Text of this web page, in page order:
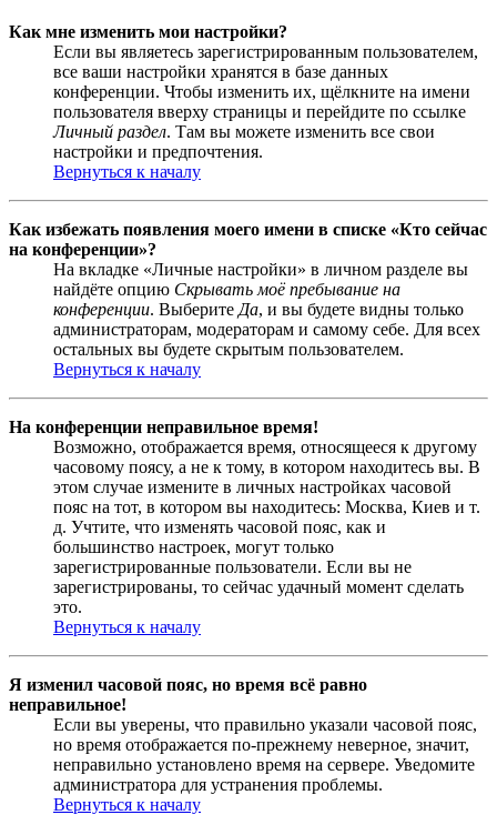
Как мне изменить мои настройки?
Если вы являетесь зарегистрированным пользователем,
все ваши настройки хранятся в базе данных
конференции. Чтобы изменить их, щёлкните на имени
пользователя вверху страницы и перейдите по ссылке
Личный раздел. Там вы можете изменить все свои
настройки и предпочтения.
Вернуться к началу
Как избежать появления моего имени в списке «Кто сейчас
на конференции»?
На вкладке «Личные настройки» в личном разделе вы
найдёте опцию Скрывать моё пребывание на
конференции. Выберите Да, и вы будете видны только
администраторам, модераторам и самому себе. Для всех
остальных вы будете скрытым пользователем.
Вернуться к началу
На конференции неправильное время!
Возможно, отображается время, относящееся к другому
часовому поясу, а не к тому, в котором находитесь вы. В
этом случае измените в личных настройках часовой
пояс на тот, в котором вы находитесь: Москва, Киев и т.
д. Учтите, что изменять часовой пояс, как и
большинство настроек, могут только
зарегистрированные пользователи. Если вы не
зарегистрированы, то сейчас удачный момент сделать
это.
Вернуться к началу
Я изменил часовой пояс, но время всё равно
неправильное!
Если вы уверены, что правильно указали часовой пояс,
но время отображается по-прежнему неверное, значит,
неправильно установлено время на сервере. Уведомите
администратора для устранения проблемы.
Вернуться к началу